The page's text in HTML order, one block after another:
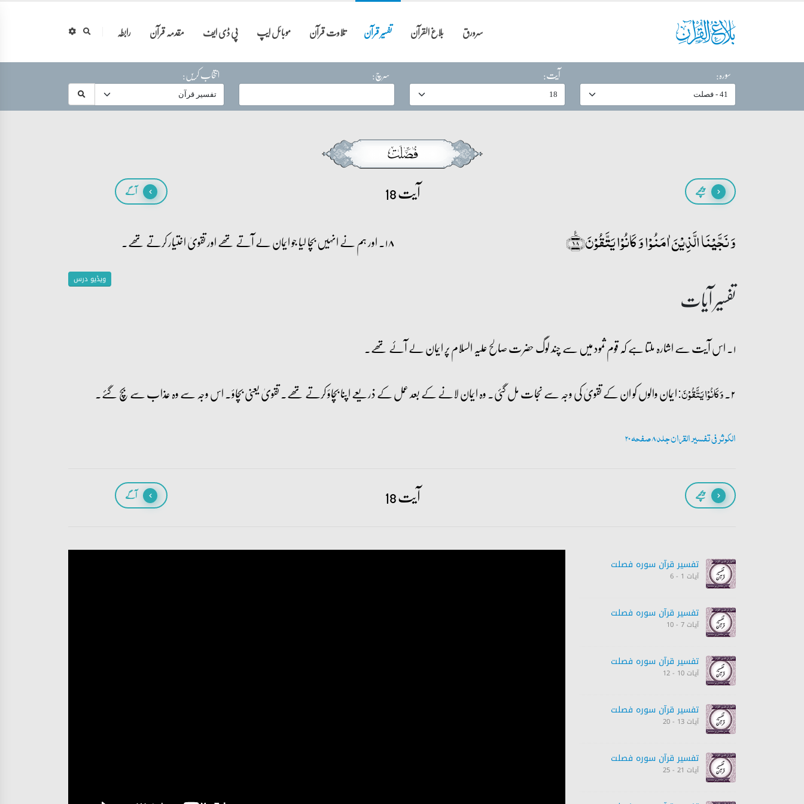
سرورق بلاغ القرآن تفسیر قرآن تلاوت قرآن موبائل ایپ پی ڈی ایف مقدمہ قرآن
رابطہ
سورہ:
آیت: سرچ: انتخاب کریں:
پیچھے آیت 18 آگے
وَ نَجَّیۡنَا الَّذِیۡنَ اٰمَنُوۡا وَ کَانُوۡا یَتَّقُوۡنَ﴿٪۱۸﴾ ۱۸۔ اور ہم نے انہیں بچا لیا جو ایمان لے آتے تھے اور تقویٰ اختیار کرتے تھے۔
ویڈیو درس تفسیر آیات
۱۔ اس آیت سے اشارہ ملتا ہے کہ قوم ثمود میں سے چند لوگ حضرت صالح علیہ السلام پر ایمان لے آئے تھے۔
۲۔ وَ کَانُوۡا یَتَّقُوۡنَ:ایمان والوں کو ان کے تقویٰ کی وجہ سے نجات مل گئی۔ وہ ایمان لانے کے بعد عمل کے ذریعے اپنا بچاؤ کرتے تھے۔ تقویٰ یعنی بچاؤ۔ اس وجہ سے وہ عذاب سے بچ گئے۔
الکوثر فی تفسیر القران جلد 8 صفحہ 20
پیچھے آیت 18 آگے
تفسیر قرآن سورہ ‎فصلت
آیات 1 - 6
تفسیر قرآن سورہ ‎فصلت
آیات 7 - 10
تفسیر قرآن سورہ ‎فصلت
آیات 10 - 12
تفسیر قرآن سورہ ‎فصلت
آیات 13 - 20
تفسیر قرآن سورہ ‎فصلت
آیات 21 - 25